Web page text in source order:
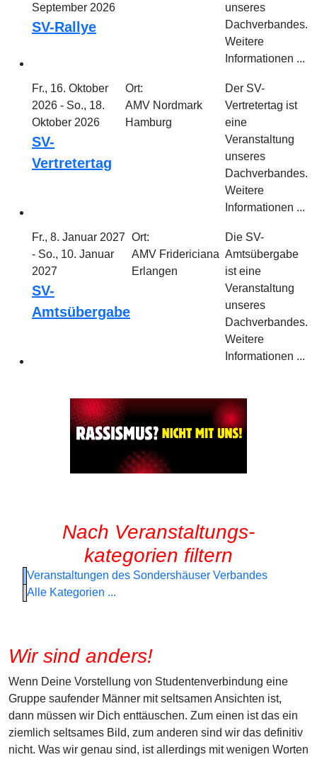
September 2026
SV-Rallye
unseres
Dachverbandes.
Weitere
Informationen ...
Fr., 16. Oktober
2026 - So., 18.
Oktober 2026
SV-
Vertretertag
Ort:
AMV Nordmark
Hamburg
Der SV-
Vertretertag ist
eine
Veranstaltung
unseres
Dachverbandes.
Weitere
Informationen ...
Fr., 8. Januar 2027
- So., 10. Januar
2027
SV-
Amtsübergabe
Ort:
AMV Fridericiana
Erlangen
Die SV-
Amtsübergabe
ist eine
Veranstaltung
unseres
Dachverbandes.
Weitere
Informationen ...
Nach Veranstaltungs-
kategorien filtern
Veranstaltungen des Sondershäuser Verbandes
Alle Kategorien ...
Wir sind anders!
Wenn Deine Vorstellung von Studentenverbindung eine
Gruppe saufender Männer mit seltsamen Ansichten ist,
dann müssen wir Dich enttäuschen. Zum einen ist das ein
ziemlich seltsames Bild, zum anderen sind wir das definitiv
nicht. Was wir genau sind, ist allerdings mit wenigen Worten